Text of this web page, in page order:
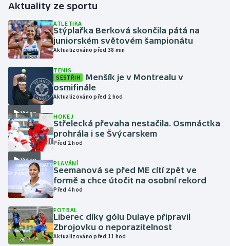
Gymnastika
Házená
Jezdectví
Judo
Krasobruslení
Lezení
Lyže a snowboard
Moderní pětiboj
Motorsport
Olympijské hry
Aktuality ze sportu
ATLETIKA
Stýplařka Berková skončila pátá na
juniorském světovém šampionátu
Aktualizováno před 38 min
Video
TENIS
SESTŘIH
Menšík je v Montrealu v
osmifinále
Aktualizováno před 2 hod
Video
HOKEJ
Střelecká převaha nestačila. Osmnáctka
prohrála i se Švýcarskem
Před 2 hod
PLAVÁNÍ
Seemanová se před ME cítí zpět ve
formě a chce útočit na osobní rekord
Před 4 hod
FOTBAL
Liberec díky gólu Dulaye připravil
Zbrojovku o neporazitelnost
Aktualizováno před 11 hod